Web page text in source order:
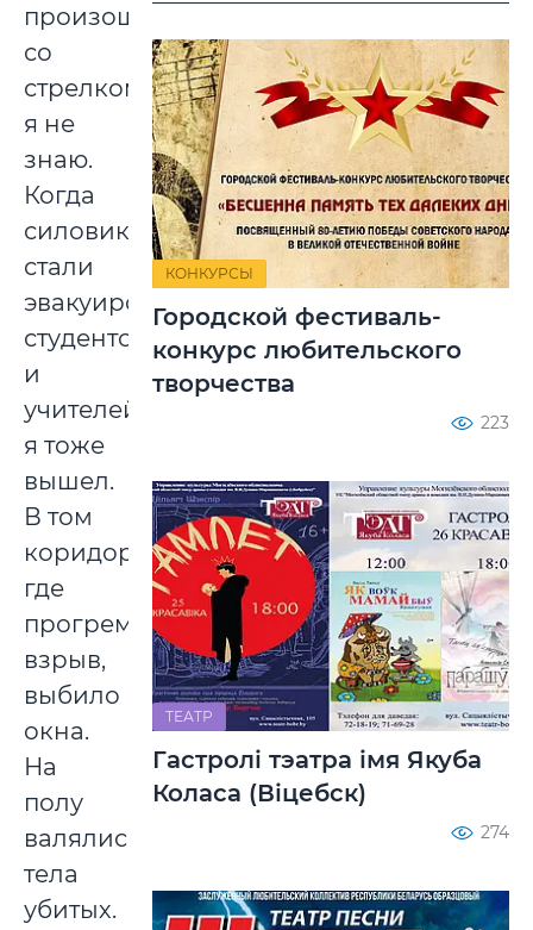
произошло
со
стрелком,
я не
знаю.
Когда
силовики
стали
эвакуировать
студентов
и
учителей,
я тоже
вышел.
В том
коридоре,
где
прогремел
взрыв,
выбило
окна.
На
полу
валялись
тела
убитых.
КОНКУРСЫ
Городской фестиваль-
конкурс любительского
творчества
223
ТЕАТР
Гастролі тэатра імя Якуба
Коласа (Віцебск)
274